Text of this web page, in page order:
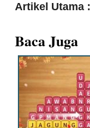
Artikel Utama :
Baca Juga